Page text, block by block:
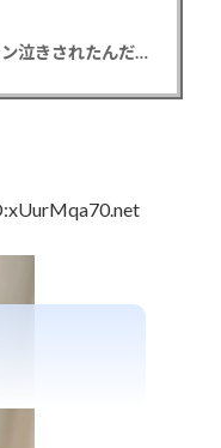
【悲報】彼女「ごめん！俺くんの貯金、情報商材に使っちゃった」→…問い詰めたらギャン泣きされたんだが俺が悪いのか？